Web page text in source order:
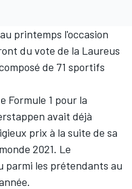
printemps l'occasion
du vote de la Laureus
de 71 sportifs
Formule 1 pour la
avait déjà
prix à la suite de sa
2021. Le
parmi les prétendants au